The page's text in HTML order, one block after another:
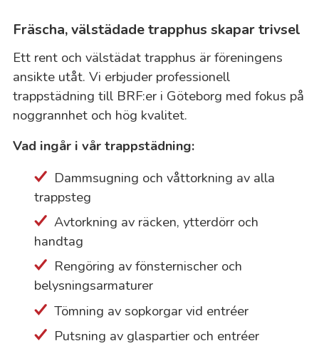
Fräscha, välstädade trapphus skapar trivsel
Ett rent och välstädat trapphus är föreningens
ansikte utåt. Vi erbjuder professionell
trappstädning till BRF:er i Göteborg med fokus på
noggrannhet och hög kvalitet.
Vad ingår i vår trappstädning:
Dammsugning och våttorkning av alla
trappsteg
Avtorkning av räcken, ytterdörr och
handtag
Rengöring av fönsternischer och
belysningsarmaturer
Tömning av sopkorgar vid entréer
Putsning av glaspartier och entréer